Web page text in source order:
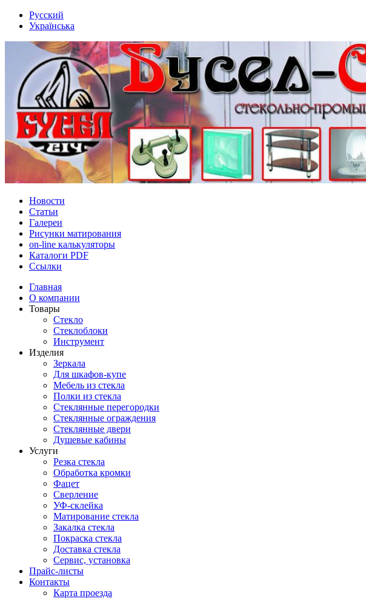
Русский
Українська
Новости
Статьи
Галереи
Рисунки матирования
on-line калькуляторы
Каталоги PDF
Ссылки
Главная
О компании
Товары
Стекло
Стеклоблоки
Инструмент
Изделия
Зеркала
Для шкафов-купе
Мебель из стекла
Полки из стекла
Стеклянные перегородки
Стеклянные ограждения
Стеклянные двери
Душевые кабины
Услуги
Резка стекла
Обработка кромки
Фацет
Сверление
УФ-склейка
Матирование стекла
Закалка стекла
Покраска стекла
Доставка стекла
Сервис, установка
Прайс-листы
Контакты
Карта проезда